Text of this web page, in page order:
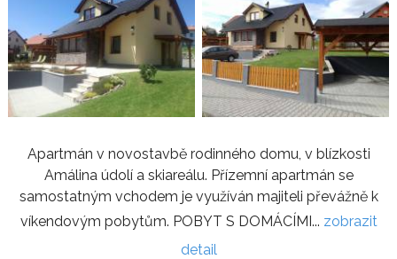
Apartmán v novostavbě rodinného domu, v blízkosti
Amálina údolí a skiareálu. Přízemní apartmán se
samostatným vchodem je využíván majiteli převážně k
víkendovým pobytům. POBYT S DOMÁCÍMI... zobrazit
detail